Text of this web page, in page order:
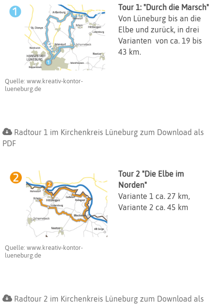
Quelle: www.kreativ-kontor-
lueneburg.de
Tour 1: "Durch die Marsch"
Von Lüneburg bis an die
Elbe und zurück, in drei
Varianten von ca. 19 bis
43 km.
Radtour 1 im Kirchenkreis Lüneburg zum Download als
PDF
Quelle: www.kreativ-kontor-
lueneburg.de
Tour 2 "Die Elbe im
Norden"
Variante 1 ca. 27 km,
Variante 2 ca. 45 km
Radtour 2 im Kirchenkreis Lüneburg zum Download als